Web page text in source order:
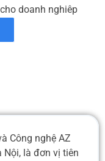
doanh nghiêp
Công nghệ AZ
Nội, là đơn vị tiên